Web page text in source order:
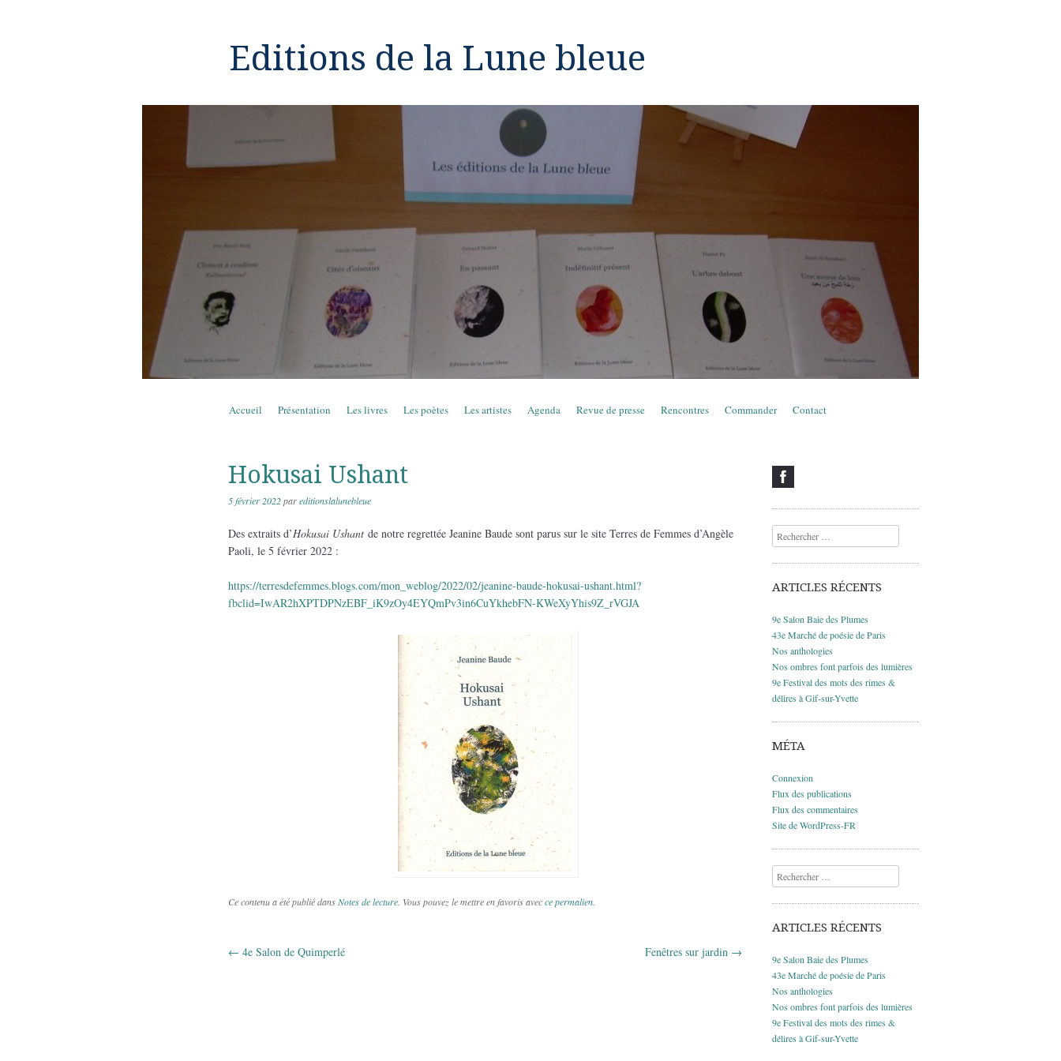
Editions de la Lune bleue
Menu
Aller au contenu
Accueil Présentation Les livres Les poètes Les artistes Agenda Revue de presse Rencontres Commander Contact
Hokusai Ushant
5 février 2022pareditionslalunebleue
Des extraits d’Hokusai Ushant de notre regrettée Jeanine Baude sont parus sur le site Terres de Femmes d’Angèle
Paoli, le 5 février 2022 :
https://terresdefemmes.blogs.com/mon_weblog/2022/02/jeanine-baude-hokusai-ushant.html?
fbclid=IwAR2hXPTDPNzEBF_iK9zOy4EYQmPv3in6CuYkhebFN-KWeXyYhis9Z_rVGJA
Ce contenu a été publié dansNotes de lecture. Vous pouvez le mettre en favoris avecce permalien.
Navigation des articles
← 4e Salon de Quimperlé Fenêtres sur jardin →
Recherche
ARTICLES RÉCENTS
9e Salon Baie des Plumes
43e Marché de poésie de Paris
Nos anthologies
Nos ombres font parfois des lumières
9e Festival des mots des rimes &
délires à Gif-sur-Yvette
MÉTA
Connexion
Flux des publications
Flux des commentaires
Site de WordPress-FR
Recherche
ARTICLES RÉCENTS
9e Salon Baie des Plumes
43e Marché de poésie de Paris
Nos anthologies
Nos ombres font parfois des lumières
9e Festival des mots des rimes &
délires à Gif-sur-Yvette